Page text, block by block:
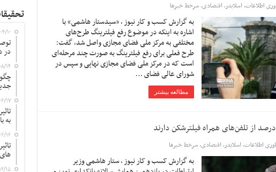
اطلاعات,اسلایدر,اقتصادی,سرخط خبرها
به گزارش کسب و کار نیوز ، «سیدستار هاشمی» با
اشاره به اینکه در موضوع رفع فیلترینگ طرح‌های
مختلفی به مرکز ملی فضای مجازی واصل شد، گفت:
طرح فعلی برای رفع فیلترینگ به صورت چند مرحله‌ای
است که در مرکز ملی فضای مجازی نهایی و سپس در
شورای عالی فضای …
مطالعه بیشتر
اطلاعات,اسلایدر,اقتصادی,سرخط خبرها
به گزارش کسب و کار نیوز ، ستار هاشمی وزیر
در
به